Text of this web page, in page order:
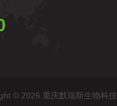
© 2026 重庆默瑞斯生物科